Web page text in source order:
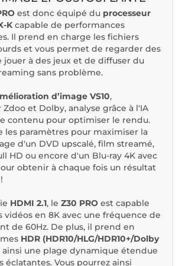
est donc équipé du processeur
Kcapable de performances
Il prend en charge les fichiers
et vous permet de regarder des
jouer à des jeux et de diffuser du
sans problème.
d’image VS10,
et Dolby, analyse grâce à l'IA
contenu pour optimiser le rendu.
les paramètres pour maximiser la
d'un DVD upscalé, film streamé,
HD ou encore d'un Blu-ray 4K avec
obtenir à chaque fois un résultat
HDMI 2.1, le Z30 PRO est capable
vidéos en 8K avec une fréquence de
de 60Hz. De plus, il prend en
HDR (HDR10/HLG/HDR10+/Dolby
ainsi une plage dynamique étendue
éclatantes. Vous pourrez ainsi